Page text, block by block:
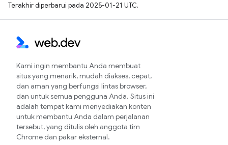
Terakhir diperbarui pada 2025-01-21 UTC.
Kami ingin membantu Anda membuat
situs yang menarik, mudah diakses, cepat,
dan aman yang berfungsi lintas browser,
dan untuk semua pengguna Anda. Situs ini
adalah tempat kami menyediakan konten
untuk membantu Anda dalam perjalanan
tersebut, yang ditulis oleh anggota tim
Chrome dan pakar eksternal.